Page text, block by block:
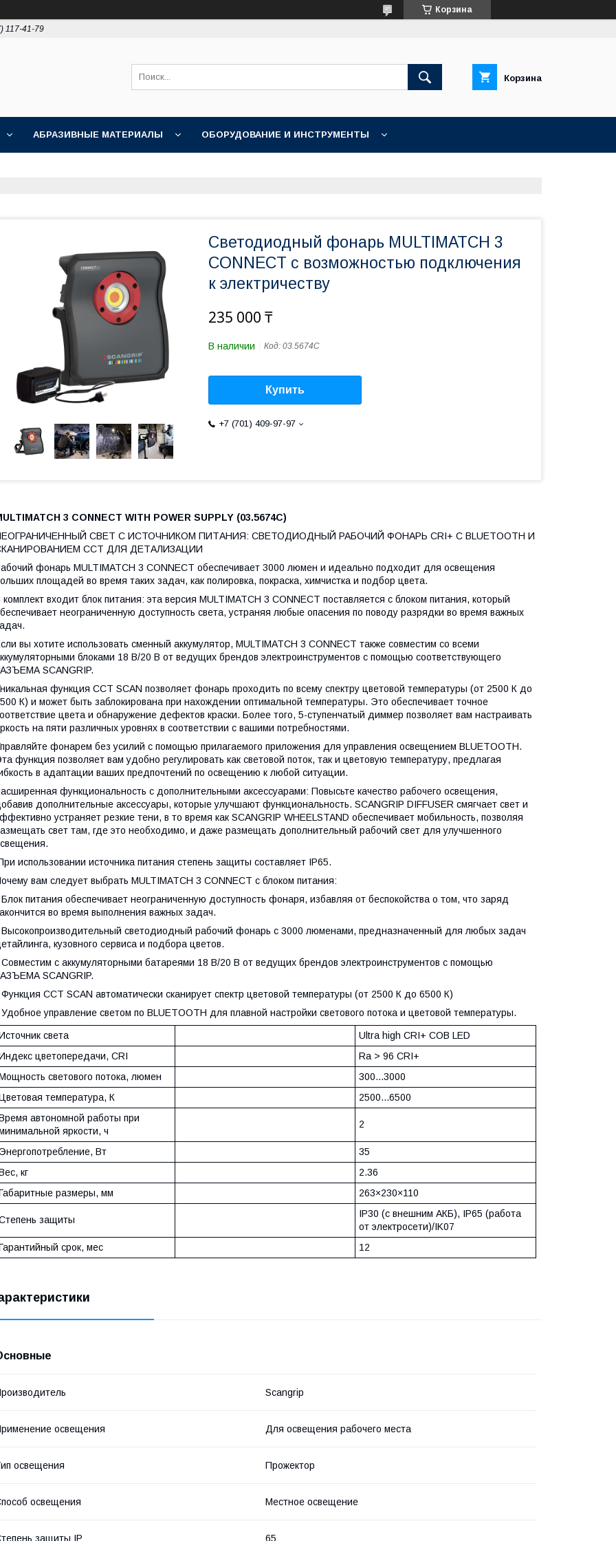
Корзина
117-41-79
Корзина
АБРАЗИВНЫЕ МАТЕРИАЛЫ ОБОРУДОВАНИЕ И ИНСТРУМЕНТЫ
Светодиодный фонарь MULTIMATCH 3
CONNECT c возможностью подключения
к электричеству
235 000 ₸
В наличии Код: 03.5674С
Купить
+7 (701) 409-97-97
3 CONNECT WITH POWER SUPPLY (03.5674C)
СВЕТ С ИСТОЧНИКОМ ПИТАНИЯ: СВЕТОДИОДНЫЙ РАБОЧИЙ ФОНАРЬ CRI+ С BLUETOOTH И
CCT ДЛЯ ДЕТАЛИЗАЦИИ
фонарь MULTIMATCH 3 CONNECT обеспечивает 3000 люмен и идеально подходит для освещения
площадей во время таких задач, как полировка, покраска, химчистка и подбор цвета.
комплект входит блок питания: эта версия MULTIMATCH 3 CONNECT поставляется с блоком питания, который
неограниченную доступность света, устраняя любые опасения по поводу разрядки во время важных
вы хотите использовать сменный аккумулятор, MULTIMATCH 3 CONNECT также совместим со всеми
блоками 18 В/20 В от ведущих брендов электроинструментов с помощью соответствующего
SCANGRIP.
функция CCT SCAN позволяет фонарь проходить по всему спектру цветовой температуры (от 2500 К до
К) и может быть заблокирована при нахождении оптимальной температуры. Это обеспечивает точное
цвета и обнаружение дефектов краски. Более того, 5-ступенчатый диммер позволяет вам настраивать
на пяти различных уровнях в соответствии с вашими потребностями.
фонарем без усилий с помощью прилагаемого приложения для управления освещением BLUETOOTH.
функция позволяет вам удобно регулировать как световой поток, так и цветовую температуру, предлагая
в адаптации ваших предпочтений по освещению к любой ситуации.
функциональность с дополнительными аксессуарами: Повысьте качество рабочего освещения,
дополнительные аксессуары, которые улучшают функциональность. SCANGRIP DIFFUSER смягчает свет и
устраняет резкие тени, в то время как SCANGRIP WHEELSTAND обеспечивает мобильность, позволяя
свет там, где это необходимо, и даже размещать дополнительный рабочий свет для улучшенного
использовании источника питания степень защиты составляет IP65.
вам следует выбрать MULTIMATCH 3 CONNECT с блоком питания:
Блок питания обеспечивает неограниченную доступность фонаря, избавляя от беспокойства о том, что заряд
во время выполнения важных задач.
Высокопроизводительный светодиодный рабочий фонарь с 3000 люменами, предназначенный для любых задач
кузовного сервиса и подбора цветов.
Совместим с аккумуляторными батареями 18 В/20 В от ведущих брендов электроинструментов с помощью
SCANGRIP.
Функция CCT SCAN автоматически сканирует спектр цветовой температуры (от 2500 К до 6500 К)
Удобное управление светом по BLUETOOTH для плавной настройки светового потока и цветовой температуры.
света
Ultra high CRI+ COB LED
цветопередачи, CRI
Ra > 96 CRI+
светового потока, люмен
300...3000
температура, К
2500...6500
автономной работы при
яркости, ч
2
Энергопотребление, Вт
35
кг
2.36
размеры, мм
263×230×110
защиты
IP30 (с внешним АКБ), IP65 (работа
от электросети)/IK07
срок, мес
12
Scangrip
освещения Для освещения рабочего места
освещения Прожектор
освещения Местное освещение
защиты IP 65